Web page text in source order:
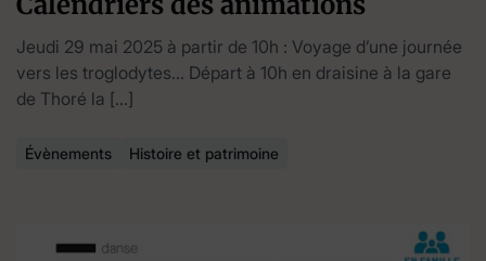
Jeudi 29 mai 2025 à partir de 10h : Voyage d’une journée
vers les troglodytes… Départ à 10h en draisine à la gare
de Thoré la […]
Évènements Histoire et patrimoine